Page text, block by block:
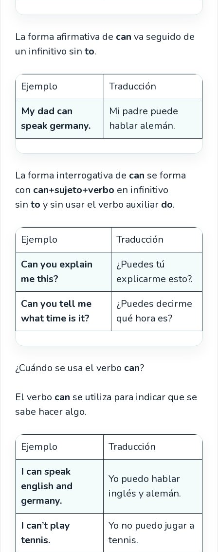
La forma afirmativa de can va seguido de
un infinitivo sin to.
Ejemplo
Traducción
My dad can
speak germany.
Mi padre puede
hablar alemán.
La forma interrogativa de can se forma
con can+sujeto+verbo en infinitivo
sin to y sin usar el verbo auxiliar do.
Ejemplo
Traducción
Can you explain
me this?
¿Puedes tú
explicarme esto?.
Can you tell me
what time is it?
¿Puedes decirme
qué hora es?
¿Cuándo se usa el verbo can?
El verbo can se utiliza para indicar que se
sabe hacer algo.
Ejemplo
Traducción
I can speak
english and
germany.
Yo puedo hablar
inglés y alemán.
I can’t play
tennis.
Yo no puedo jugar a
tennis.